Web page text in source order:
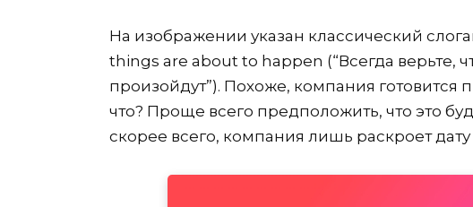
На изображении указан классический
things are about to happen (“Всегда верьте,
произойдут”). Похоже, компания готовится
что? Проще всего предположить, что это
скорее всего, компания лишь раскроет